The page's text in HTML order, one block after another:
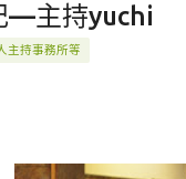
—主持yuchi
主持事務所等